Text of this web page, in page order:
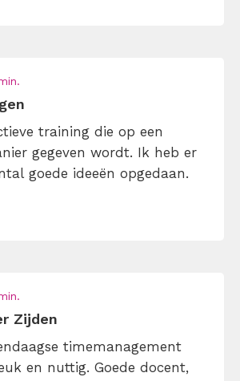
training die op een
gegeven wordt. Ik heb er
goede ideeën opgedaan.
Zijden
timemanagement
en nuttig. Goede docent,